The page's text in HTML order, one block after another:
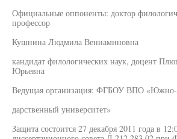
Официальные оппоненты: доктор
профессор
Кушнина Людмила Вениаминовна
кандидат филологических наук, доцент
Юрьевна
Ведущая организация: ФГБОУ ВПО «Южно-
дарственный университет»
Защита состоится 27 декабря 2011 года в